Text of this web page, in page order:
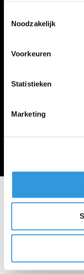
Noodzakelijk
Voorkeuren
Statistieken
Marketing